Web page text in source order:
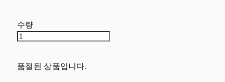
수량
품절된 상품입니다.